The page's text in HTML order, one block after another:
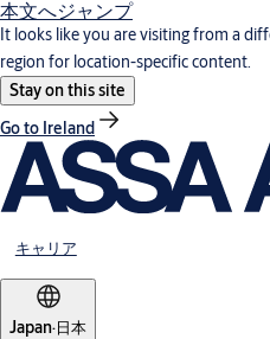
本文へジャンプ
It looks like you are visiting from a
region for location-specific content.
Stay on this site
Go to Ireland
キャリア
Japan·日本